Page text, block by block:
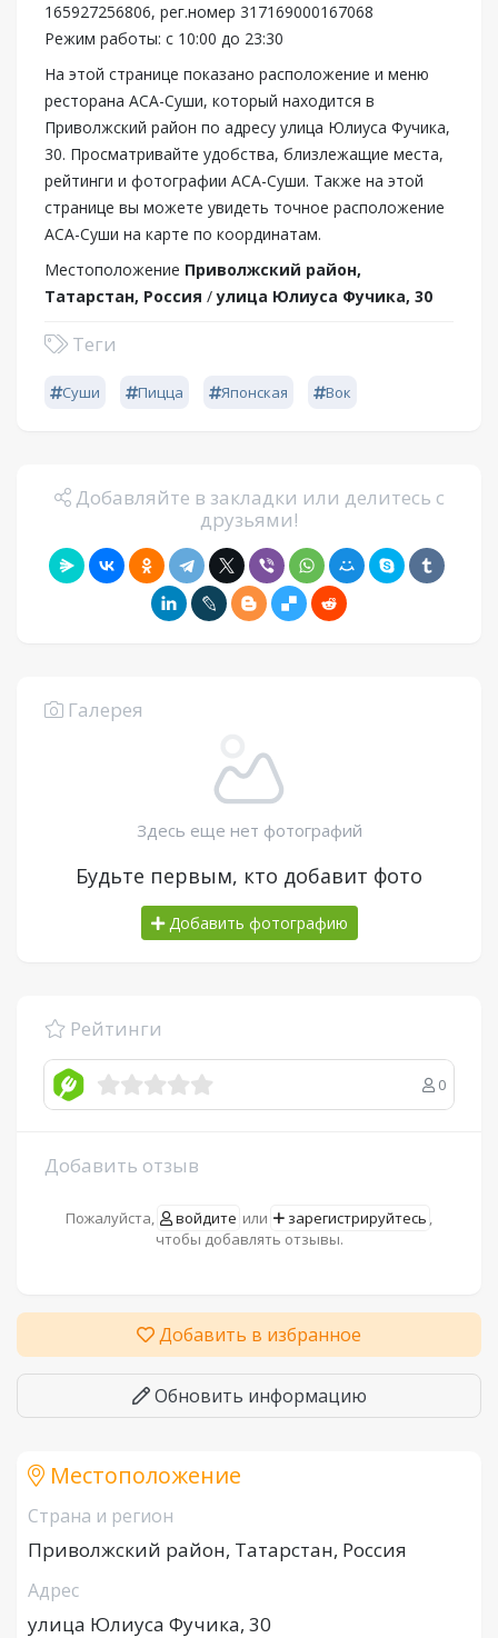
165927256806, рег.номер 317169000167068
Режим работы: с 10:00 до 23:30
На этой странице показано расположение и меню
ресторана АСА-Суши, который находится в
Приволжский район по адресу улица Юлиуса Фучика,
30. Просматривайте удобства, близлежащие места,
рейтинги и фотографии АСА-Суши. Также на этой
странице вы можете увидеть точное расположение
АСА-Суши на карте по координатам.
Местоположение Приволжский район,
Татарстан, Россия /улица Юлиуса Фучика, 30
Теги
Суши Пицца Японская Вок
Добавляйте в закладки или делитесь с
друзьями!
Галерея
Здесь еще нет фотографий
Будьте первым, кто добавит фото
Добавить фотографию
Рейтинги
0
Добавить отзыв
Пожалуйста, войдите или зарегистрируйтесь ,
чтобы добавлять отзывы.
Добавить в избранное
Обновить информацию
Местоположение
Страна и регион
Приволжский район, Татарстан, Россия
Адрес
улица Юлиуса Фучика, 30